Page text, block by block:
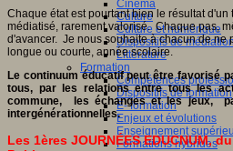
Cinéma
Culture
Culture et numérique
Dispositifs de
Littérature
Formation
Compétences
Dispositifs de formation
E- formation
Enjeux et évolutions
Enseignement
Formations hybrides
Chaque état est pourtant bien le résultat
médiatisé, rarement valorisé. Chaque pas,
d'avancer. Je nous souhaite à chacun de ne
longue ou courte, année scolaire.
Le continuum éducatif peut être favorisé
tous, par les relations entre tous les
commune, les échanges et les jeux,
intergénérationnelles.
Les 1ères JOURNÉES EDUCNUM,